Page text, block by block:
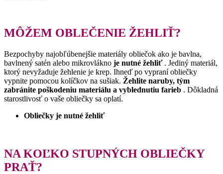
MÔŽEM OBLEČENIE ŽEHLIŤ?
Bezpochyby najobľúbenejšie materiály obliečok ako je bavlna,
bavlnený satén alebo mikrovlákno je nutné žehliť. Jediný materiál,
ktorý nevyžaduje žehlenie je krep. Ihneď po vypraní obliečky
vypnite pomocou kolíčkov na sušiak. Žehlite naruby, tým
zabránite poškodeniu materiálu a vyblednutiu farieb . Dôkladná
starostlivosť o vaše obliečky sa oplatí.
Obliečky je nutné žehliť
NA KOĽKO STUPNÝCH OBLIEČKY
PRAŤ?